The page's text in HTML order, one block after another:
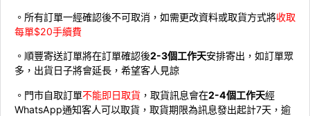
。所有訂單一經確認後不可取消，如需更改資料或取貨方式將收取
每單$20手續費
。順豐寄送訂單將在訂單確認後2-3個工作天安排寄出，如訂單眾
多，出貨日子將會延長，希望客人見諒
。門市自取訂單不能即日取貨 ，取貨訊息會在2-4個工作天經
WhatsApp通知客人可以取貨，取貨期限為訊息發出起計7天，逾